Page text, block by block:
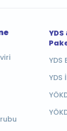
YDS
YDS
YDS